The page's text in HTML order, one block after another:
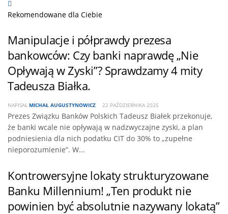
Rekomendowane dla Ciebie
Manipulacje i półprawdy prezesa
bankowców: Czy banki naprawdę „Nie
Opływają w Zyski”? Sprawdzamy 4 mity
Tadeusza Białka.
NAPISAŁ MICHAŁ AUGUSTYNOWICZ 22 PAŹDZIERNIKA 2025
Prezes Związku Banków Polskich Tadeusz Białek przekonuje,
że banki wcale nie opływają w nadzwyczajne zyski, a plan
podniesienia dla nich podatku CIT do 30% to „zupełne
nieporozumienie”. W...
Kontrowersyjne lokaty strukturyzowane
Banku Millennium! „Ten produkt nie
powinien być absolutnie nazywany lokatą”